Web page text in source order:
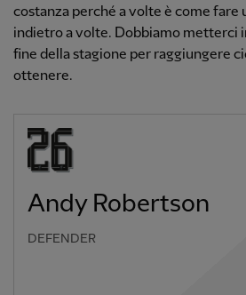
costanza perché a volte è come fare
indietro a volte. Dobbiamo metterci
fine della stagione per raggiungere
ottenere.
Andy Robertson
DEFENDER